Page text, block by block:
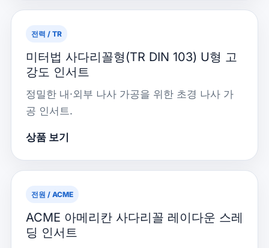
전력 / TR
미터법 사다리꼴형(TR DIN 103) U형 고
강도 인서트
정밀한 내·외부 나사 가공을 위한 초경 나사 가
공 인서트.
상품 보기
전원 / ACME
ACME 아메리칸 사다리꼴 레이다운 스레
딩 인서트